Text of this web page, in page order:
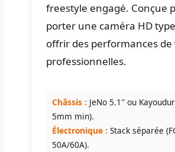
freestyle engagé. Conçue
porter une caméra HD
offrir des performances de
professionnelles.
Châssis : JeNo 5.1″ ou
5mm min).
Électronique : Stack séparée
50A/60A).